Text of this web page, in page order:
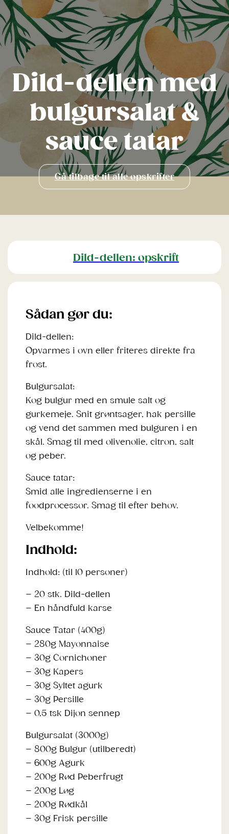
Dild-dellen med
bulgursalat &
sauce tatar
Gå tilbage til alle opskrifter
Dild-dellen: opskrift
Sådan gør du:
Dild-dellen:
Opvarmes i ovn eller friteres direkte fra
frost.
Bulgursalat:
Kog bulgur med en smule salt og
gurkemeje. Snit grøntsager, hak persille
og vend det sammen med bulguren i en
skål. Smag til med olivenolie, citron, salt
og peber.
Sauce tatar:
Smid alle ingredienserne i en
foodprocessor. Smag til efter behov.
Velbekomme!
Indhold:
Indhold: (til 10 personer)
– 20 stk. Dild-dellen
– En håndfuld karse
Sauce Tatar (400g)
– 280g Mayonnaise
– 30g Cornichoner
– 30g Kapers
– 30g Syltet agurk
– 30g Persille
– 0,5 tsk Dijon sennep
Bulgursalat (3000g)
– 800g Bulgur (utilberedt)
– 600g Agurk
– 200g Rød Peberfrugt
– 200g Løg
– 200g Rødkål
– 30g Frisk persille